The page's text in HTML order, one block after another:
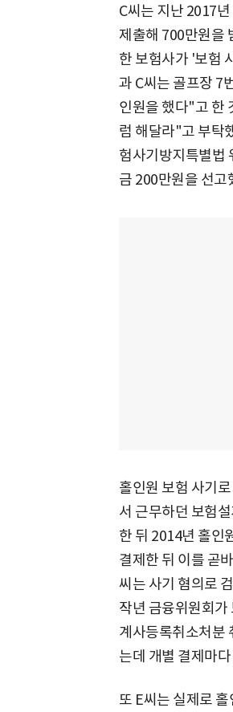
C씨는 지난 2017
제출해 700만원을
한 보험사가 '보험
과 C씨는 골프장 7
인원을 했다"고 한
럼 해달라"고 부탁
험사기방지특별법
금 200만원을 선고
홀인원 보험 사기
서 근무하던 보험
한 뒤 2014년 홀인
결제한 뒤 이를 곧
씨는 사기 혐의로
작년 금융위원회가
계사등록취소처분
는데 개별 결제마
또 E씨는 실제로